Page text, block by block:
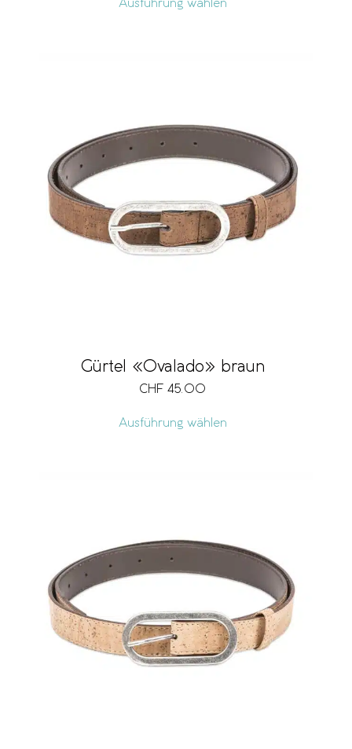
Ausführung wählen
Gürtel «Ovalado» braun
CHF 45.00
Ausführung wählen